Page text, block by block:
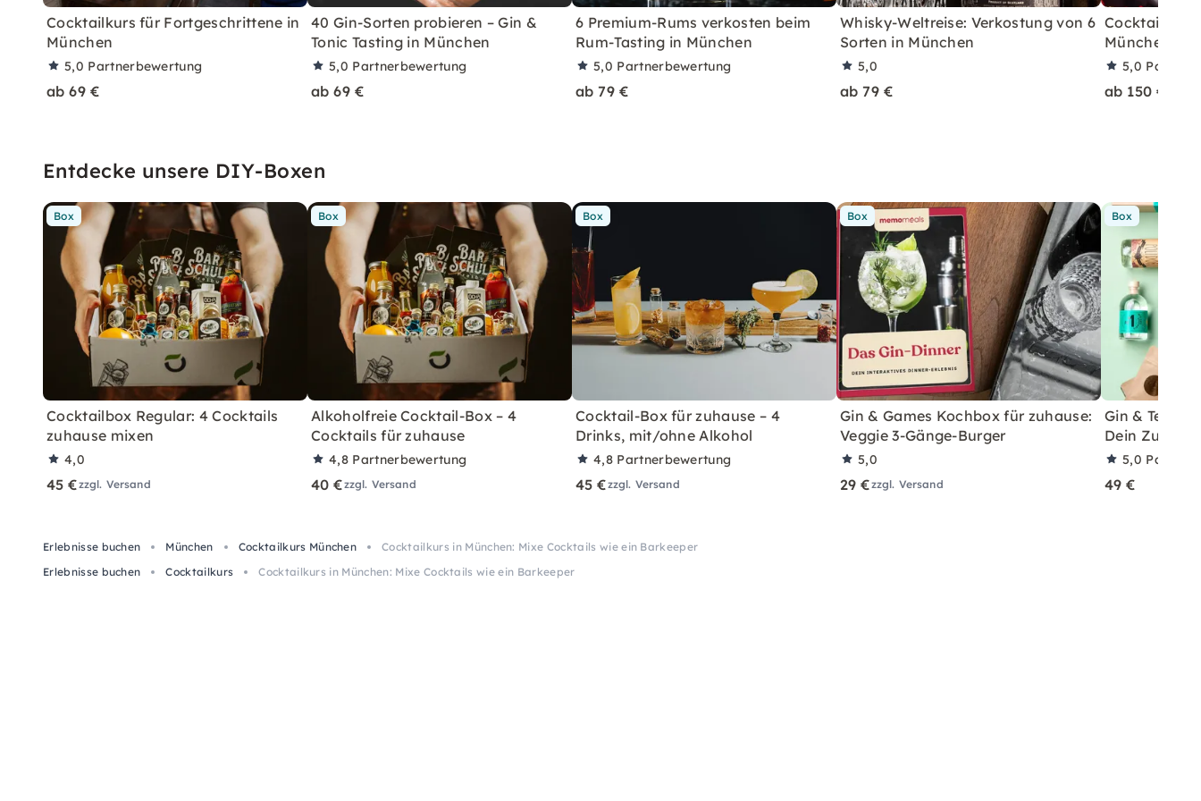
Cocktailkurs für Fortgeschrittene in
München
5,0 Partnerbewertung
ab 69 €
40 Gin-Sorten probieren – Gin &
Tonic Tasting in München
5,0 Partnerbewertung
ab 69 €
6 Premium-Rums verkosten beim
Rum-Tasting in München
5,0 Partnerbewertung
ab 79 €
Whisky-Weltreise: Verkostung von 6
Sorten in München
5,0
ab 79 €
Cocktailkurs
München
5,0
ab 150 €
Entdecke unsere DIY-Boxen
Box
Cocktailbox Regular: 4 Cocktails
zuhause mixen
4,0
45 €zzgl. Versand
Box
Alkoholfreie Cocktail-Box – 4
Cocktails für zuhause
4,8 Partnerbewertung
40 €zzgl. Versand
Box
Cocktail-Box für zuhause – 4
Drinks, mit/ohne Alkohol
4,8 Partnerbewertung
45 €zzgl. Versand
Box
Gin & Games Kochbox für zuhause:
Veggie 3-Gänge-Burger
5,0
29 €zzgl. Versand
Box
Gin & Tea
Dein
5,0
49 €
Erlebnisse buchen München Cocktailkurs München
Cocktailkurs in München: Mixe Cocktails wie ein Barkeeper
Erlebnisse buchen
Cocktailkurs Cocktailkurs in München: Mixe Cocktails wie ein Barkeeper